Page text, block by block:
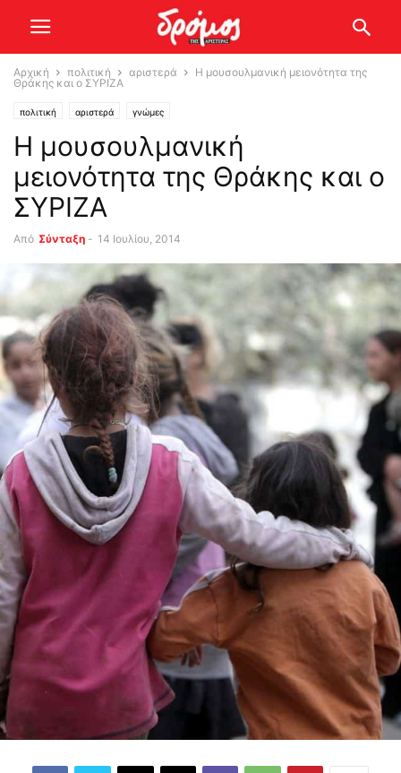
Αρχική πολιτική αριστερά
Η μουσουλμανική μειονότητα της
Θράκης και ο ΣΥΡΙΖΑ
πολιτική αριστερά γνώμες
Η μουσουλμανική
μειονότητα της Θράκης και ο
ΣΥΡΙΖΑ
Από Σύνταξη - 14 Ιουλίου, 2014